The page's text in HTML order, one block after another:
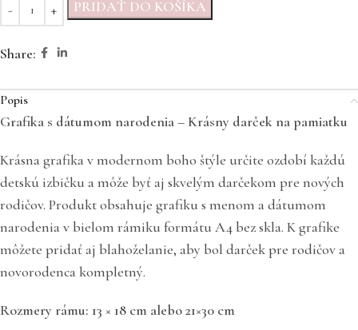
PRIDAŤ DO KOŠÍKA
Share:
Popis
Grafika s dátumom narodenia – Krásny darček na pamiatku
Krásna grafika v modernom boho štýle určite ozdobí každú
detskú izbičku a môže byť aj skvelým darčekom pre nových
rodičov. Produkt obsahuje grafiku s menom a dátumom
narodenia v bielom rámiku formátu A4 bez skla. K grafike
môžete pridať aj blahoželanie, aby bol darček pre rodičov a
novorodenca kompletný.
Rozmery rámu: 13 × 18 cm alebo 21×30 cm